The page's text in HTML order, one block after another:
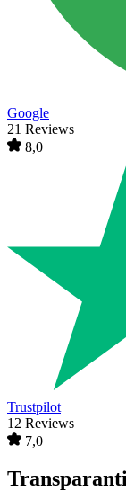
Google
21 Reviews
8,0
Trustpilot
12 Reviews
7,0